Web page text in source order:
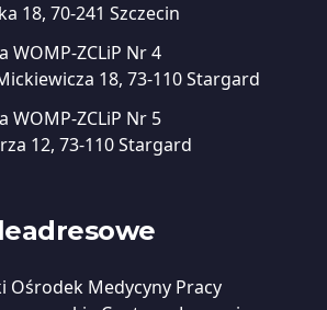
18, 70-241 Szczecin
WOMP-ZCLiP Nr 4
18, 73-110 Stargard
WOMP-ZCLiP Nr 5
12, 73-110 Stargard
Ośrodek Medycyny Pracy